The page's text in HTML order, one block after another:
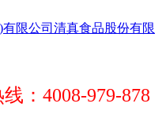
：4008-979-878